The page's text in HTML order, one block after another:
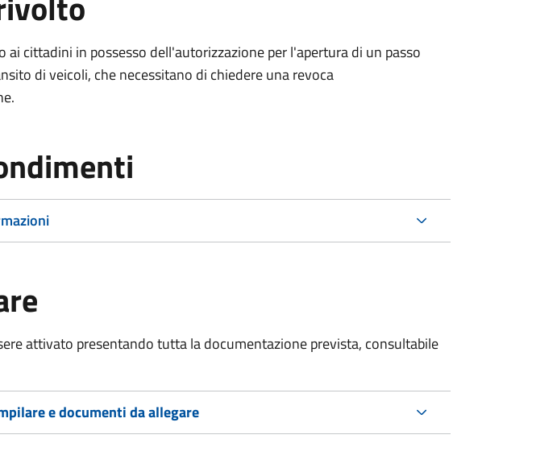
ai cittadini in possesso dell'autorizzazione per l'apertura di un passo
di veicoli, che necessitano di chiedere una revoca
attivato presentando tutta la documentazione prevista, consultabile
e documenti da allegare